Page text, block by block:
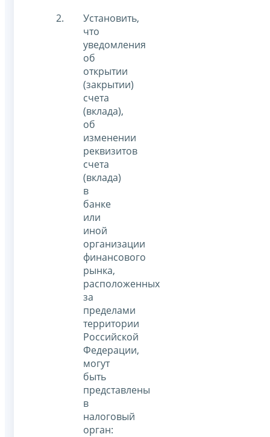
Установить,
что
уведомления
об
открытии
(закрытии)
счета
(вклада),
об
изменении
реквизитов
счета
(вклада)
в
банке
или
иной
организации
финансового
рынка,
расположенных
за
пределами
территории
Российской
Федерации,
могут
быть
представлены
в
налоговый
орган: